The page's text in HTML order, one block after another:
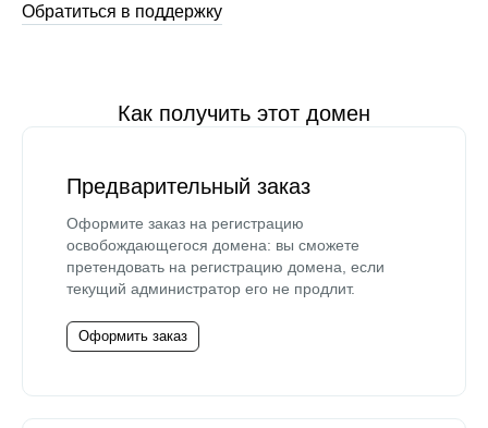
Обратиться в поддержку
Как получить этот домен
Предварительный заказ
Оформите заказ на регистрацию
освобождающегося домена: вы сможете
претендовать на регистрацию домена, если
текущий администратор его не продлит.
Оформить заказ